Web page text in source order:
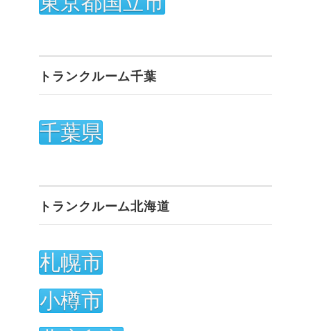
トランクルーム千葉
千葉県
トランクルーム北海道
札幌市
小樽市